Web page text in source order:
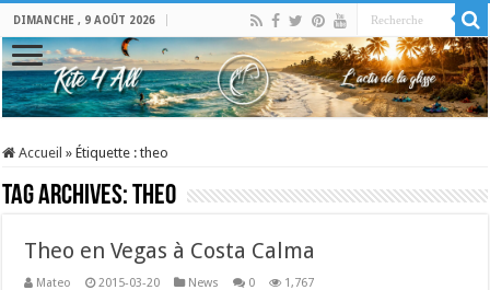
DIMANCHE , 9 AOÛT 2026
Accueil » Étiquette :theo
Tag Archives:theo
Theo en Vegas à Costa Calma
Mateo 2015-03-20 News 0 1,767